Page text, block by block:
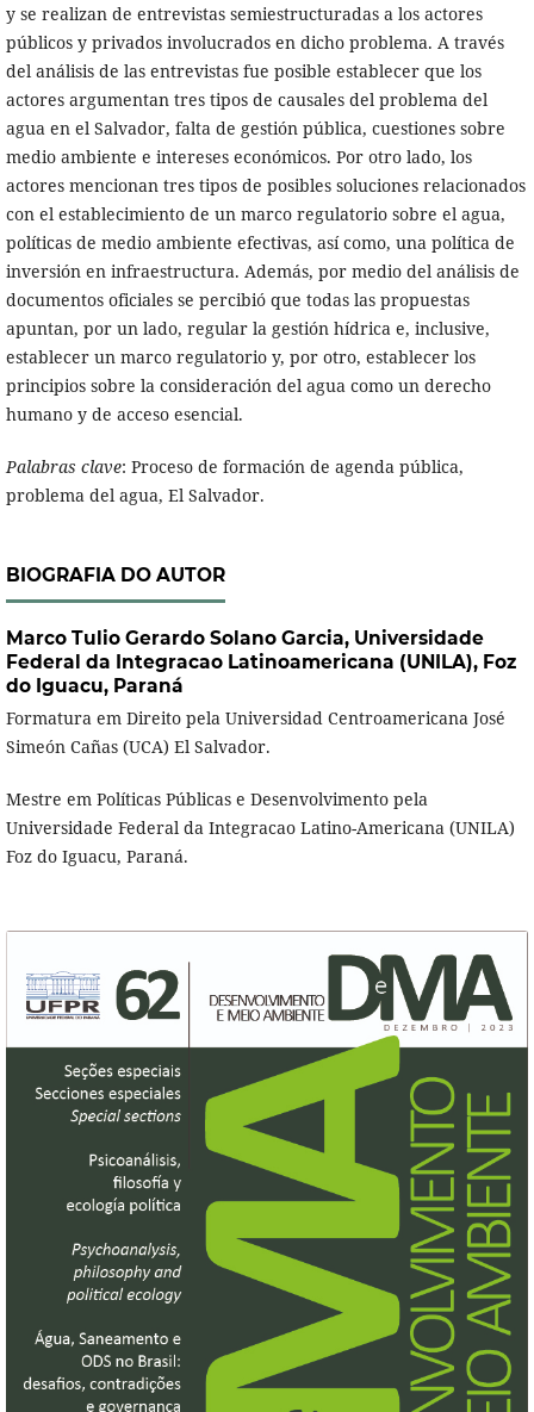
y se realizan de entrevistas semiestructuradas a los actores
públicos y privados involucrados en dicho problema. A través
del análisis de las entrevistas fue posible establecer que los
actores argumentan tres tipos de causales del problema del
agua en el Salvador, falta de gestión pública, cuestiones sobre
medio ambiente e intereses económicos. Por otro lado, los
actores mencionan tres tipos de posibles soluciones relacionados
con el establecimiento de un marco regulatorio sobre el agua,
políticas de medio ambiente efectivas, así como, una política de
inversión en infraestructura. Además, por medio del análisis de
documentos oficiales se percibió que todas las propuestas
apuntan, por un lado, regular la gestión hídrica e, inclusive,
establecer un marco regulatorio y, por otro, establecer los
principios sobre la consideración del agua como un derecho
humano y de acceso esencial.
Palabras clave: Proceso de formación de agenda pública,
problema del agua, El Salvador.
BIOGRAFIA DO AUTOR
Marco Tulio Gerardo Solano Garcia, Universidade
Federal da Integracao Latinoamericana (UNILA), Foz
do Iguacu, Paraná
Formatura em Direito pela Universidad Centroamericana José
Simeón Cañas (UCA) El Salvador.
Mestre em Políticas Públicas e Desenvolvimento pela
Universidade Federal da Integracao Latino-Americana (UNILA)
Foz do Iguacu, Paraná.